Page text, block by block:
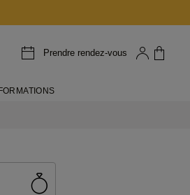
Prendre rendez-vous